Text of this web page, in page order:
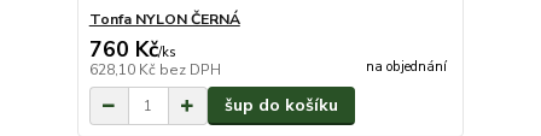
Tonfa NYLON ČERNÁ
760 Kč/ks
628,10 Kč bez DPH na objednání
šup do košíku